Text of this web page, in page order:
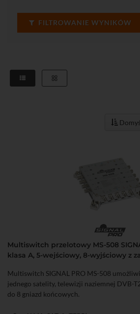
FILTROWANIE WYNIKÓW
Multiswitch przelotowy MS-508
klasa A, 5-wejściowy, 8-wyjściowy z
Multiswitch SIGNAL PRO MS-508
jednego satelity, telewizji naziemnej DVB-
do 8 gniazd końcowych.